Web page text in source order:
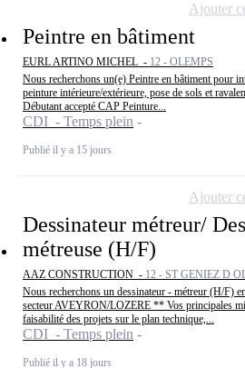
Peintre en bâtiment
EURL ARTINO MICHEL - 12 - OLEMPS
Nous recherchons un(e) Peintre en bâtiment pour
peinture intérieure/extérieure, pose de sols et
Débutant accepté CAP Peinture...
CDI - Temps plein
Publié il y a 15 jours
Ajouter
Dessinateur métreur/
métreuse (H/F)
AAZ CONSTRUCTION - 12 - ST GENIEZ D
Nous recherchons un dessinateur - métreur (H/F)
secteur AVEYRON/LOZERE ** Vos principales
faisabilité des projets sur le plan technique,...
CDI - Temps plein
Publié il y a 18 jours
Ajouter